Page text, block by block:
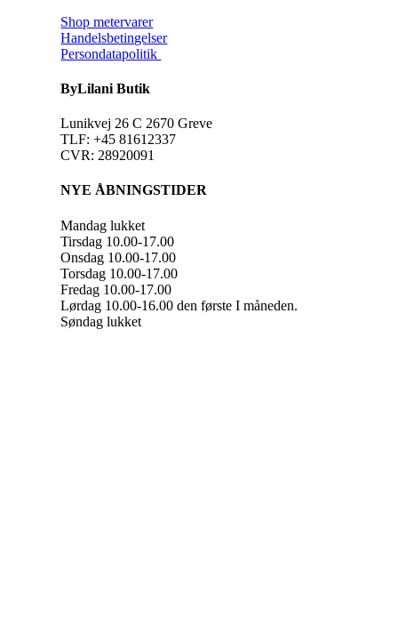
Shop metervarer
Handelsbetingelser
Persondatapolitik
ByLilani Butik
Lunikvej 26 C 2670 Greve
TLF: +45 81612337
CVR: 28920091
NYE ÅBNINGSTIDER
Mandag lukket
Tirsdag 10.00-17.00
Onsdag 10.00-17.00
Torsdag 10.00-17.00
Fredag 10.00-17.00
Lørdag 10.00-16.00 den første I måneden.
Søndag lukket